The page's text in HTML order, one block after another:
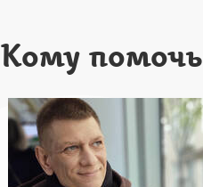
Кому помочь